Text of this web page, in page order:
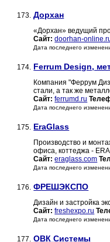
173. Дорхан
«Дорхан» ведущий
Сайт: doorhan-
Дата последнего
174. Ferrum Design,
Компания "Феррум
стали, а так же
Сайт: ferrumd.ru
Дата последнего
175. EraGlass
Производство и
офиса, коттеджа -
Сайт: eraglass.com
Дата последнего
176. ФРЕШЭКСПО
Дизайн и застройка
Сайт: freshexpo.ru
Дата последнего
177. ОВК Системы